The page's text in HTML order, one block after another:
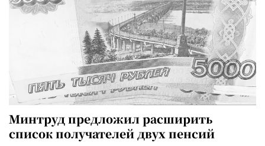
Минтруд предложил расширить
список получателей двух пенсий